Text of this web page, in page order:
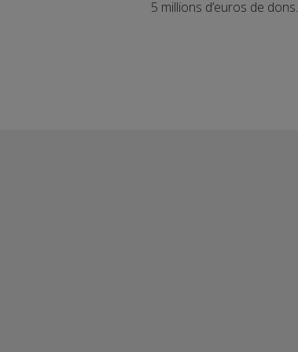
5 millions d’euros de dons.